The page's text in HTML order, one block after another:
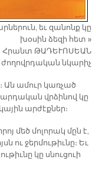
եւ զանոնք կը
խօսին ձեզի հետ »
Հրանտ ԹԱԴԵՒՈՍԵԱՆ
նկարիչ
Ան ամուր կառչած
վրձինով կը
արժէքներ։
մեծ մոլորակ մըն է,
ու ջերմութիւնը։ Եւ
կը սնուցուի